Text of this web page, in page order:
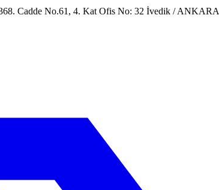
Cadde No.61, 4. Kat Ofis No: 32 İvedik / ANKARA